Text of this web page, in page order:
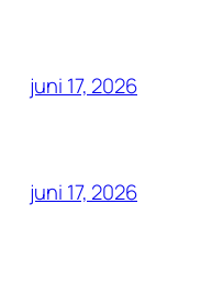
juni 17, 2026
juni 17, 2026